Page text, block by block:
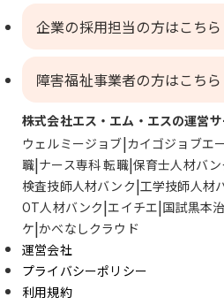
企業の採用担当の方はこちら
障害福祉事業者の方はこちら
株式会社エス・エム・エスの運営
ウェルミージョブ カイゴジョブエ
職 ナース専科 転職 保育士人材バン
検査技師人材バンク 工学技師人材
OT人材バンク エイチエ 国試黒本
ケ かべなしクラウド
運営会社
プライバシーポリシー
利用規約